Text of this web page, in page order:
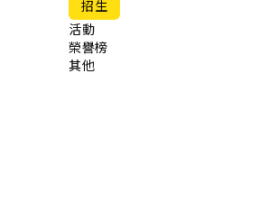
招生
活動
榮譽榜
其他